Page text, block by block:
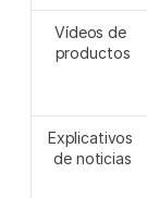
Vídeos de
productos
Explicativos
de noticias